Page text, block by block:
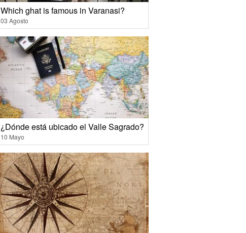
Which ghat is famous in Varanasi?
03 Agosto
¿Dónde está ubicado el Valle Sagrado?
10 Mayo